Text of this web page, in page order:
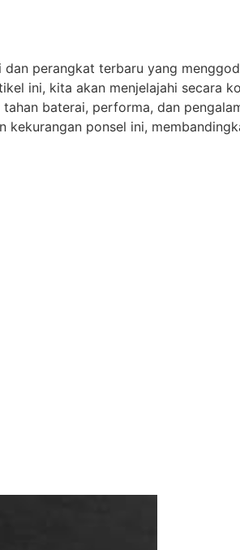
perangkat terbaru yang
ini, kita akan menjelajahi secara
baterai, performa, dan
kekurangan ponsel ini,